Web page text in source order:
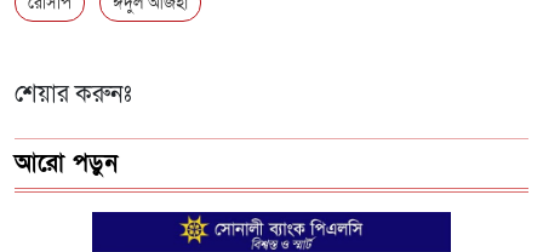
শেয়ার করুনঃ
আরো পড়ুন